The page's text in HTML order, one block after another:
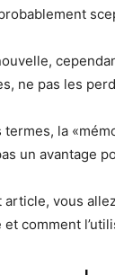
ne pas les
termes, la
un avantage
article, vous
et comment